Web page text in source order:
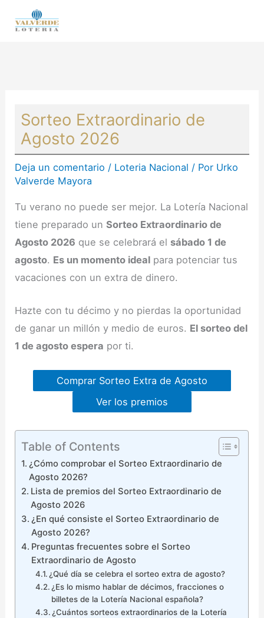
Sorteo Extraordinario de
Agosto 2026
Deja un comentario / Loteria Nacional / Por Urko
Valverde Mayora
Tu verano no puede ser mejor. La Lotería Nacional
tiene preparado unSorteo Extraordinario de
Agosto 2026 que se celebrará el sábado 1 de
agosto. Es un momento ideal para potenciar tus
vacaciones con un extra de dinero.
Hazte con tu décimo y no pierdas la oportunidad
de ganar un millón y medio de euros. El sorteo del
1 de agosto espera por ti.
Comprar Sorteo Extra de Agosto
Ver los premios
Table of Contents
¿Cómo comprobar el Sorteo Extraordinario de
Agosto 2026?
Lista de premios del Sorteo Extraordinario de
Agosto 2026
¿En qué consiste el Sorteo Extraordinario de
Agosto 2026?
Preguntas frecuentes sobre el Sorteo
Extraordinario de Agosto
¿Qué día se celebra el sorteo extra de agosto?
¿Es lo mismo hablar de décimos, fracciones o
billetes de la Lotería Nacional española?
¿Cuántos sorteos extraordinarios de la Lotería